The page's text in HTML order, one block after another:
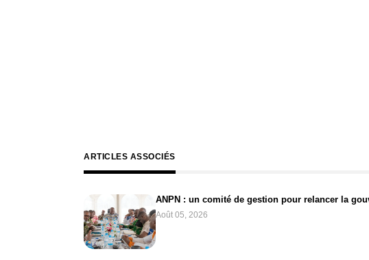
ARTICLES ASSOCIÉS
ANPN : un comité de gestion pour relancer la
Août 05, 2026